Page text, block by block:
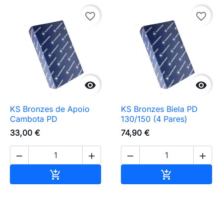

favorite_border
KS Bronzes de Apoio
Cambota PD
33,00 €
 


favorite_border
KS Bronzes Biela PD
130/150 (4 Pares)
74,90 €
 
